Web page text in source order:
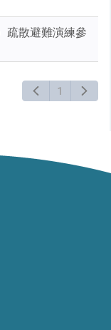
疏散避難演練參
1